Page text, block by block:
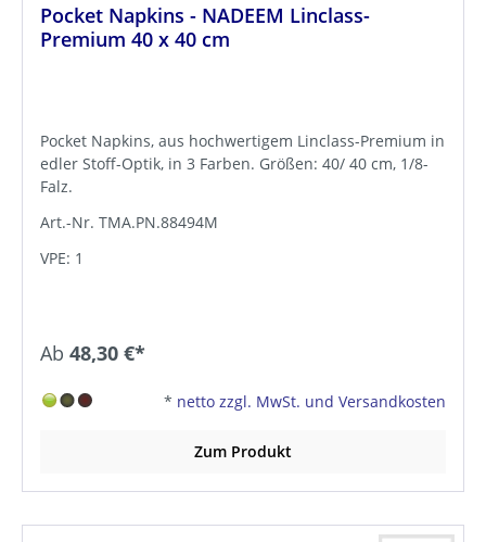
Pocket Napkins - NADEEM Linclass-
Premium 40 x 40 cm
Pocket Napkins, aus hochwertigem Linclass-Premium in
edler Stoff-Optik, in 3 Farben. Größen: 40/ 40 cm, 1/8-
Falz.
Art.-Nr. TMA.PN.88494M
VPE: 1
Ab 48,30 €*
* netto zzgl. MwSt. und Versandkosten
Zum Produkt